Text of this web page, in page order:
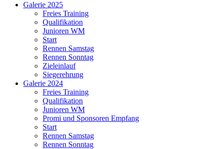
Galerie 2025
Freies Training
Qualifikation
Junioren WM
Start
Rennen Samstag
Rennen Sonntag
Zieleinlauf
Siegerehrung
Galerie 2024
Freies Training
Qualifikation
Junioren WM
Promi und Sponsoren Empfang
Start
Rennen Samstag
Rennen Sonntag